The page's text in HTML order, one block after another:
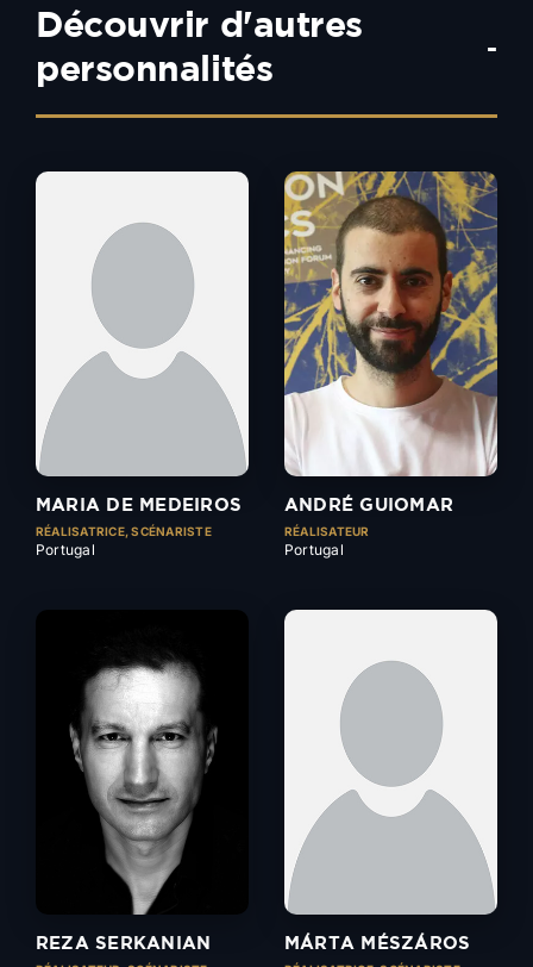
Découvrir d'autres
personnalités
-
MARIA DE MEDEIROS
RÉALISATRICE, SCÉNARISTE
Portugal
ANDRÉ GUIOMAR
RÉALISATEUR
Portugal
REZA SERKANIAN MÁRTA MÉSZÁROS